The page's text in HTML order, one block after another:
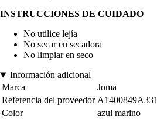
INSTRUCCIONES DE CUIDADO
No utilice lejía
No secar en secadora
No limpiar en seco
Información adicional
Marca
Joma
Referencia del proveedor A1400849A331
Color
azul marino